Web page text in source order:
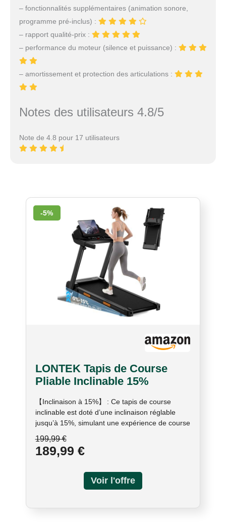
– fonctionnalités supplémentaires (animation sonore,
programme pré-inclus) :
– rapport qualité-prix :
– performance du moteur (silence et puissance) :
– amortissement et protection des articulations :
Notes des utilisateurs 4.8/5
Note de 4.8 pour 17 utilisateurs
LONTEK Tapis de Course
Pliable Inclinable 15%
【Inclinaison à 15%】 : Ce tapis de course
inclinable est doté d’une inclinaison réglable
jusqu’à 15%, simulant une expérience de course
calorique de 60 % et améliore la protection des
genoux de 30 %, réduisant ainsi le risque de
cardiovasculaire de 20 % et permet un
entraînement domestique efficace.
199,99 €
189,99 €
-5%